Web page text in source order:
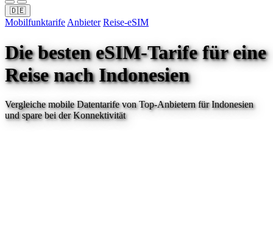
🇩🇪
Mobilfunktarife Anbieter Reise-eSIM
Die besten eSIM-Tarife für eine
Reisenach Indonesien
Vergleiche mobile Datentarife von Top-Anbietern fürIndonesien
und spare bei der Konnektivität